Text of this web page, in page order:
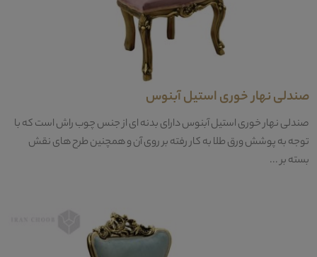
صندلی نهار خوری استیل آبنوس
صندلی نهار خوری استیل آبنوس دارای بدنه ای از جنس چوب راش است که با
توجه به پوشش ورق طلا به کار رفته بر روی آن و همچنین طرح های نقش
بسته بر ...